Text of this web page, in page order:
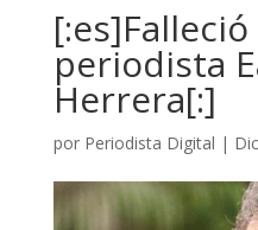
periodista
Herrera[:]
por Periodista Digital |